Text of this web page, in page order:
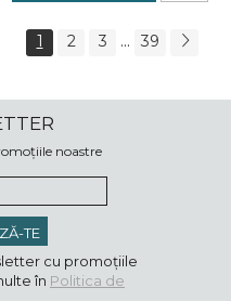
1 2 3 ... 39
noastre
cu promoțiile
în Politica de